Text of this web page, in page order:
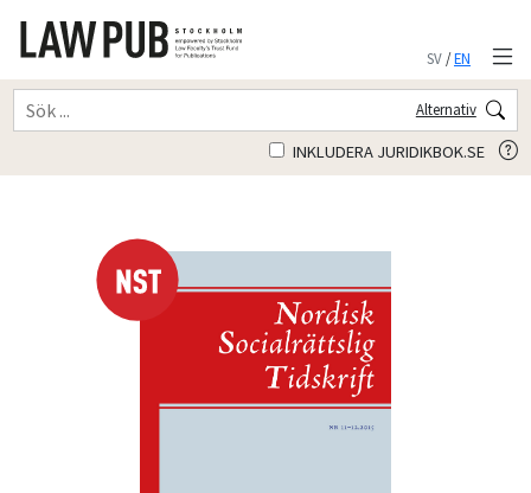
SV/EN
Alternativ
INKLUDERA JURIDIKBOK.SE